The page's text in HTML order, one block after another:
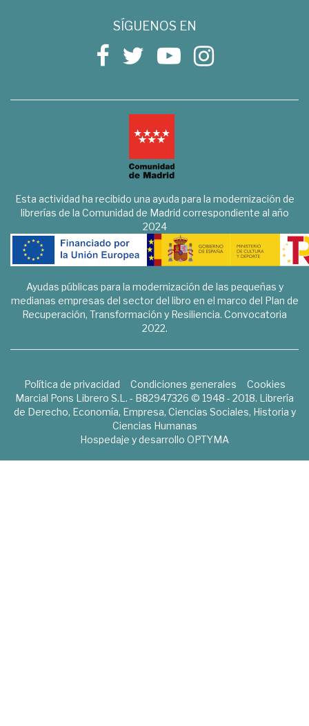
SÍGUENOS EN
Esta actividad ha recibido una ayuda para la modernización de
librerías de la Comunidad de Madrid correspondiente al año
2024
Ayudas públicas para la modernización de las pequeñas y
medianas empresas del sector del libro en el marco del Plan de
Recuperación, Transformación y Resiliencia. Convocatoria
2022.
Política de privacidad Condiciones generales
Cookies
Marcial Pons Librero S.L. - B82947326 © 1948 - 2018. Librería
de Derecho, Economía, Empresa, Ciencias Sociales, Historia y
Ciencias Humanas
Hospedaje y desarrollo OPTYMA